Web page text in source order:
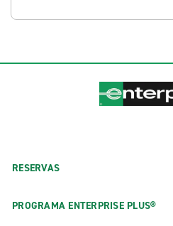
RESERVAS
PROGRAMA ENTERPRISE PLUS®